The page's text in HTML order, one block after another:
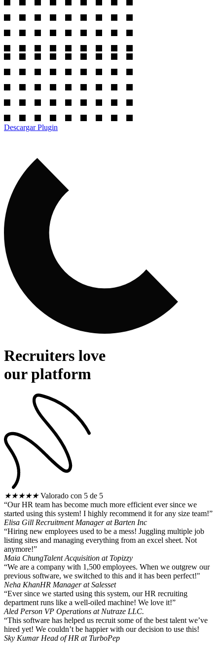
Descargar Plugin
Recruiters love
our platform
★★★★★ Valorado con 5 de 5
“Our HR team has become much more efficient ever since we
started using this system! I highly recommend it for any size team!”
Elisa Gill Recruitment Manager at Barten Inc
“Hiring new employees used to be a mess! Juggling multiple job
listing sites and managing everything from an excel sheet. Not
anymore!”
Maia ChungTalent Acquisition at Topizzy
“We are a company with 1,500 employees. When we outgrew our
previous software, we switched to this and it has been perfect!"
Neha KhanHR Manager at Salesset
“Ever since we started using this system, our HR recruiting
department runs like a well-oiled machine! We love it!”
Aled Person VP Operations at Nutraze LLC.
“This software has helped us recruit some of the best talent we’ve
hired yet! We couldn’t be happier with our decision to use this!
Sky Kumar Head of HR at TurboPep